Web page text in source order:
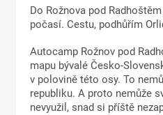
Do Rožnova pod
počasí. Cestu, podhůřím
Autocamp Rožnov pod
mapu bývalé Česko-
v polovině této osy. To
republiku. A proto nemůže
nevyužil, snad si příště